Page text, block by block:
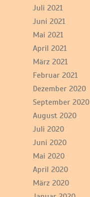
Juli 2021
Juni 2021
Mai 2021
April 2021
März 2021
Februar 2021
Dezember 2020
September 2020
August 2020
Juli 2020
Juni 2020
Mai 2020
April 2020
März 2020